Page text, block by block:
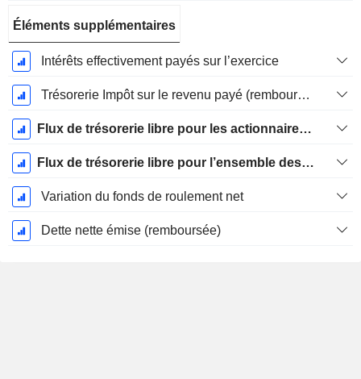
Éléments supplémentaires
Intérêts effectivement payés sur l’exercice
Trésorerie Impôt sur le revenu payé (remboursement)Impôt effectivement payé (remboursé) sur l’exercice
Flux de trésorerie libre pour les actionnaires FCFE
Flux de trésorerie libre pour l’ensemble des pourvoyeurs de fonds (créanciers et actionnaires) FCFF
Variation du fonds de roulement net
Dette nette émise (remboursée)